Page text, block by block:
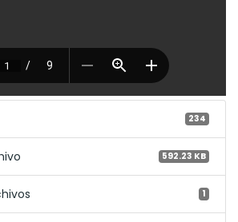
234
592.23 KB
1